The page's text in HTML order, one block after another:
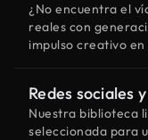
¿No encuentra el
reales con
impulso creativo en
Redes sociales
Nuestra biblioteca
seleccionada para